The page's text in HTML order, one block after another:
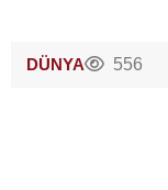
DÜNYA 556